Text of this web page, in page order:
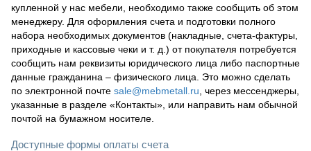
купленной у нас мебели, необходимо также сообщить об этом
менеджеру. Для оформления счета и подготовки полного
набора необходимых документов (накладные, счета-фактуры,
приходные и кассовые чеки и т. д.) от покупателя потребуется
сообщить нам реквизиты юридического лица либо паспортные
данные гражданина – физического лица. Это можно сделать
по электронной почте sale@mebmetall.ru , через мессенджеры,
указанные в разделе «Контакты», или направить нам обычной
почтой на бумажном носителе.
Доступные формы оплаты счета